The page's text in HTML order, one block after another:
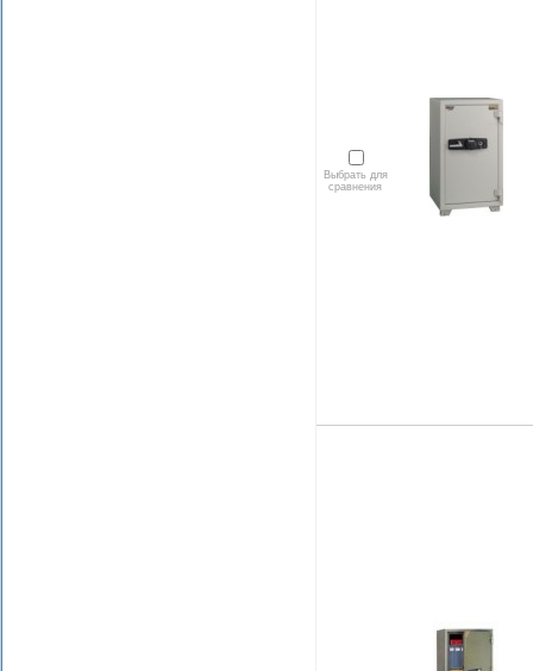
Выбрать для
сравнения